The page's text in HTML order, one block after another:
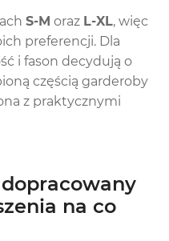
S-M oraz L-XL, więc
preferencji. Dla
i fason decydują o
częścią garderoby
z praktycznymi
na co